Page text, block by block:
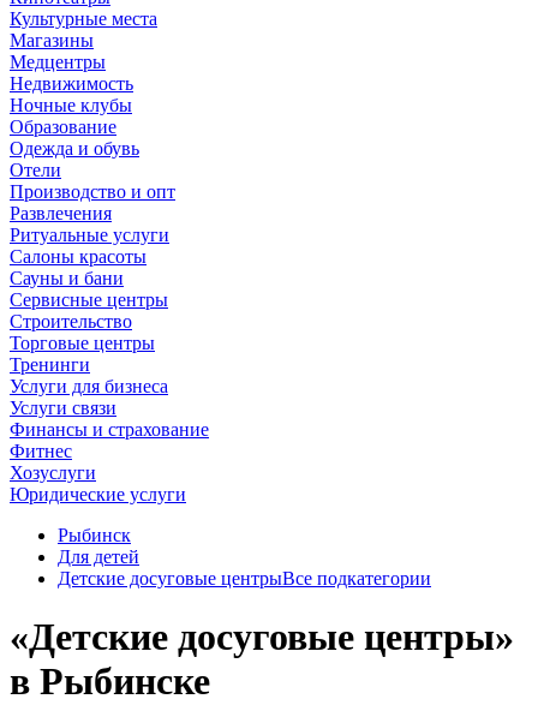
Культурные места
Магазины
Медцентры
Недвижимость
Ночные клубы
Образование
Одежда и обувь
Отели
Производство и опт
Развлечения
Ритуальные услуги
Салоны красоты
Сауны и бани
Сервисные центры
Строительство
Торговые центры
Тренинги
Услуги для бизнеса
Услуги связи
Финансы и страхование
Фитнес
Хозуслуги
Юридические услуги
Рыбинск
Для детей
Детские досуговые центрыВсе подкатегории
«Детские досуговые центры»
в Рыбинске